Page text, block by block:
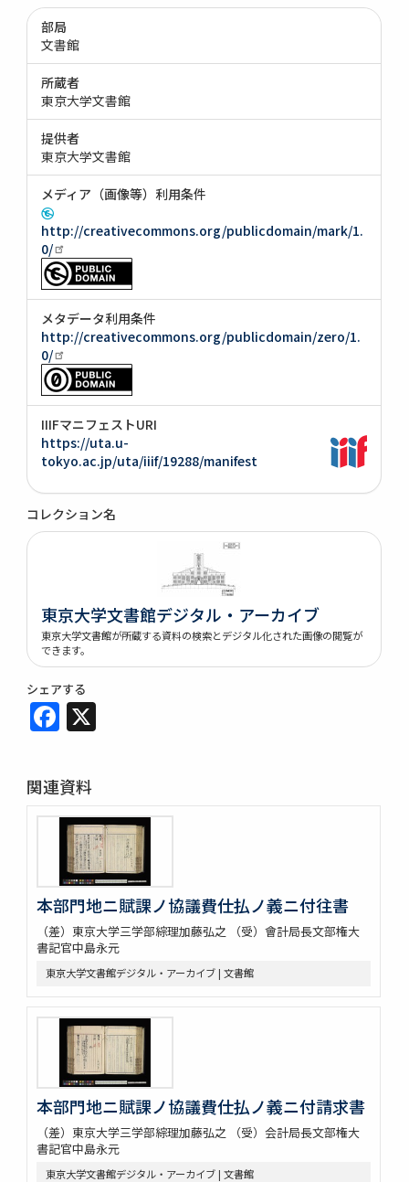
部局
文書館
所蔵者
東京大学文書館
提供者
東京大学文書館
メディア（画像等）利用条件
http://creativecommons.org/publicdomain/mark/1.
0/
メタデータ利用条件
http://creativecommons.org/publicdomain/zero/1.
0/
IIIFマニフェストURI
https://uta.u-
tokyo.ac.jp/uta/iiif/19288/manifest
コレクション名
東京大学文書館デジタル・アーカイブ
東京大学文書館が所蔵する資料の検索とデジタル化された画像の閲覧が
できます。
シェアする
Facebook
関連資料
本部門地ニ賦課ノ協議費仕払ノ義ニ付往書
（差）東京大学三学部綜理加藤弘之 （受）會計局長文部権大
書記官中島永元
東京大学文書館デジタル・アーカイブ | 文書館
本部門地ニ賦課ノ協議費仕払ノ義ニ付請求書
（差）東京大学三学部綜理加藤弘之 （受）会計局長文部権大
書記官中島永元
東京大学文書館デジタル・アーカイブ | 文書館